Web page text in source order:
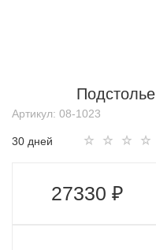
Артикул: 08-1023
30 дней
27330 ₽